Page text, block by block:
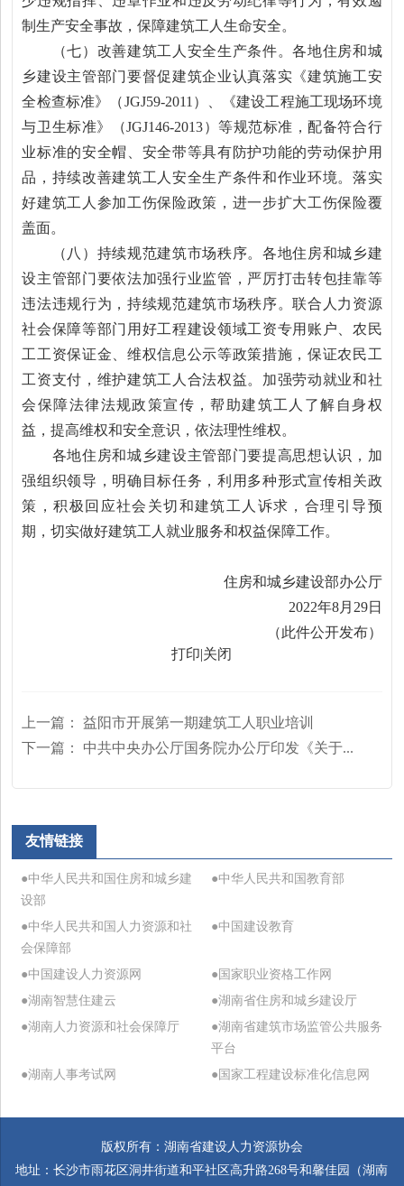
制生产安全事故，保障建筑工人生命安全。
（七）改善建筑工人安全生产条件。各地住房和城
乡建设主管部门要督促建筑企业认真落实《建筑施工安
全检查标准》（JGJ59-2011）、《建设工程施工现场环境
与卫生标准》（JGJ146-2013）等规范标准，配备符合行
业标准的安全帽、安全带等具有防护功能的劳动保护用
品，持续改善建筑工人安全生产条件和作业环境。落实
好建筑工人参加工伤保险政策，进一步扩大工伤保险覆
盖面。
（八）持续规范建筑市场秩序。各地住房和城乡建
设主管部门要依法加强行业监管，严厉打击转包挂靠等
违法违规行为，持续规范建筑市场秩序。联合人力资源
社会保障等部门用好工程建设领域工资专用账户、农民
工工资保证金、维权信息公示等政策措施，保证农民工
工资支付，维护建筑工人合法权益。加强劳动就业和社
会保障法律法规政策宣传，帮助建筑工人了解自身权
益，提高维权和安全意识，依法理性维权。
各地住房和城乡建设主管部门要提高思想认识，加
强组织领导，明确目标任务，利用多种形式宣传相关政
策，积极回应社会关切和建筑工人诉求，合理引导预
期，切实做好建筑工人就业服务和权益保障工作。
住房和城乡建设部办公厅
2022年8月29日
（此件公开发布）
打印|关闭
上一篇：
益阳市开展第一期建筑工人职业培训
下一篇：
中共中央办公厅国务院办公厅印发《关于...
友情链接
●中华人民共和国住房和城乡建
设部
●中华人民共和国教育部
●中华人民共和国人力资源和社
会保障部
●中国建设教育
●中国建设人力资源网
●国家职业资格工作网
●湖南智慧住建云
●湖南省住房和城乡建设厅
●湖南人力资源和社会保障厅
●湖南省建筑市场监管公共服务
平台
●湖南人事考试网
●国家工程建设标准化信息网
版权所有：湖南省建设人力资源协会
地址：长沙市雨花区洞井街道和平社区高升路268号和馨佳园（湖南